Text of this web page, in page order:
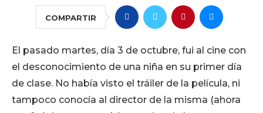
COMPARTIR
El pasado martes, día 3 de octubre, fui al cine con
el desconocimiento de una niña en su primer día
de clase. No había visto el tráiler de la película, ni
tampoco conocía al director de la misma (ahora